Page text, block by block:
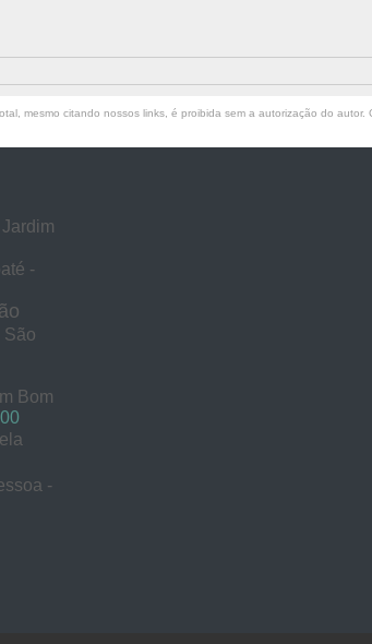
mesmo citando nossos links, é proibida sem a autorização do
-
São
Bom
-